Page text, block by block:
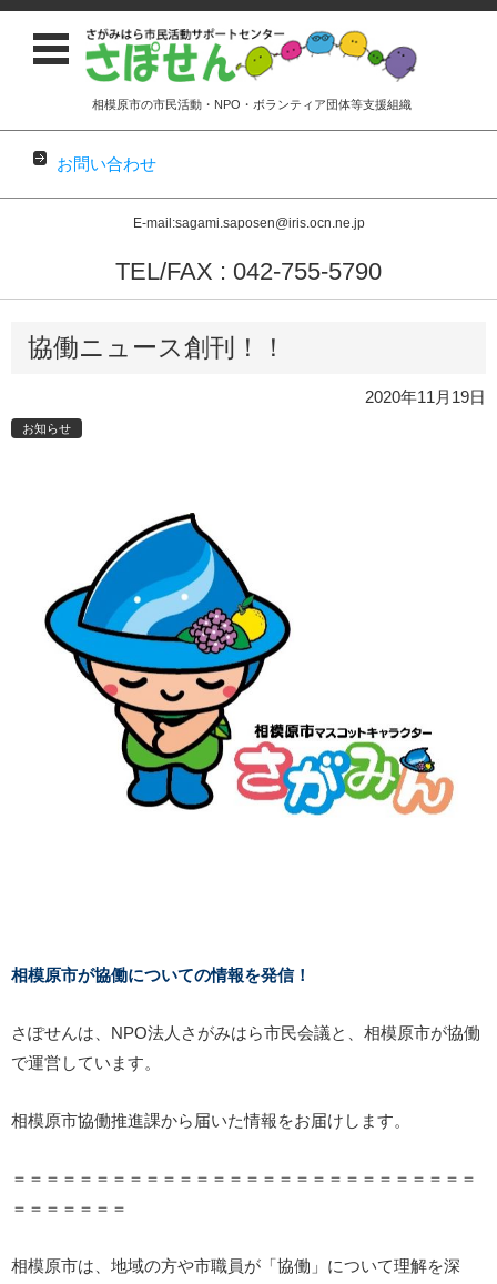
相模原市の市民活動・NPO・ボランティア団体等支援組織
お問い合わせ
E-mail:sagami.saposen@iris.ocn.ne.jp
TEL/FAX : 042-755-5790
コンテンツに移動
協働ニュース創刊！！
2020年11月19日
お知らせ
相模原市が協働についての情報を発信！
さぽせんは、NPO法人さがみはら市民会議と、相模原市が協働
で運営しています。
相模原市協働推進課から届いた情報をお届けします。
＝＝＝＝＝＝＝＝＝＝＝＝＝＝＝＝＝＝＝＝＝＝＝＝＝＝＝＝
＝＝＝＝＝＝＝
相模原市は、地域の方や市職員が「協働」について理解を深